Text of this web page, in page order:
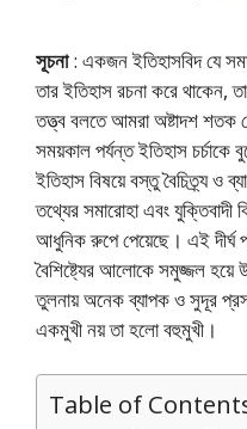
সূচনা: একজন ইতিহাসবিদ যে
তার ইতিহাস রচনা করে থাকেন,
তত্ত্ব বলতে আমরা অষ্টাদশ
সময়কাল পর্যন্ত ইতিহাস চর্চাকে
ইতিহাস বিষয়ে বস্তু বৈচিত্র্য ও
তথ্যের সমারোহা এবং যুক্তিবাদী
আধুনিক রুপে পেয়েছে। এই দীর্ঘ
বৈশিষ্ট্যের আলোকে সমুজ্জল
তুলনায় অনেক ব্যাপক ও সুদূর
একমুখী নয় তা হলো বহুমুখী।
Table of